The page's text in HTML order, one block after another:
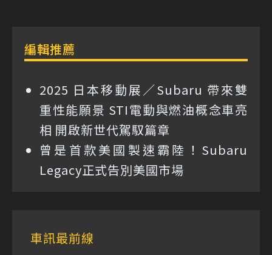
編輯推薦
2025 日本移動展／Subaru 帶來雙
重性能願景 STI電動與燃油概念車亮
相 開啟新世代駕馭篇章
曾是首款美國製速霸陸！Subaru
Legacy正式告別美國市場
車訊最前線